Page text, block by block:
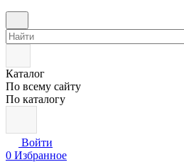
Каталог
По всему сайту
По каталогу
Войти
0 Избранное